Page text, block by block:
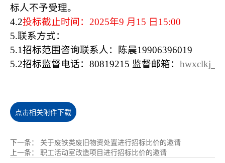
标人不予受理。
4.2投标截止时间：2025年9 月15 日15:00
5.联系方式：
5.1招标范围咨询联系人：陈晨19906396019
5.2招标监督电话：80819215 监督邮箱：
点击相关附件下载
下一条：
关于废铁类废旧物资处置进行招标比价的邀请
上一条： 职工活动室改造项目进行招标比价的邀请